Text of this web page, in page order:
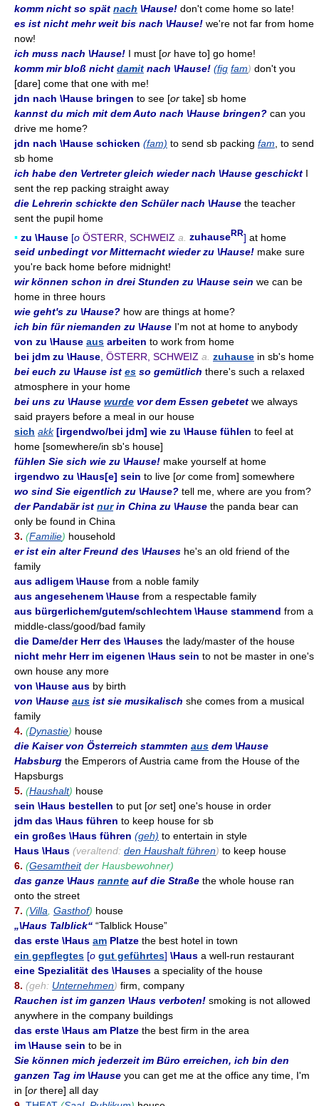
komm nicht so spät nach \Hause! don't come home so late!
es ist nicht mehr weit bis nach \Hause! we're not far from home
now!
ich muss nach \Hause! I must [or have to] go home!
komm mir bloß nicht damit nach \Hause! (fig fam) don't you
[dare] come that one with me!
jdn nach \Hause bringen to see [or take] sb home
kannst du mich mit dem Auto nach \Hause bringen? can you
drive me home?
jdn nach \Hause schicken (fam) to send sb packing fam , to send
sb home
ich habe den Vertreter gleich wieder nach \Hause geschickt I
sent the rep packing straight away
die Lehrerin schickte den Schüler nach \Hause the teacher
sent the pupil home
▪ zu \Hause [o ÖSTERR, SCHWEIZ a. zuhauseRR] at home
seid unbedingt vor Mitternacht wieder zu \Hause! make sure
you're back home before midnight!
wir können schon in drei Stunden zu \Hause sein we can be
home in three hours
wie geht's zu \Hause? how are things at home?
ich bin für niemanden zu \Hause I'm not at home to anybody
von zu \Hause aus arbeiten to work from home
bei jdm zu \Hause, ÖSTERR, SCHWEIZ a. zuhause in sb's home
bei euch zu \Hause ist es so gemütlich there's such a relaxed
atmosphere in your home
bei uns zu \Hause wurde vor dem Essen gebetet we always
said prayers before a meal in our house
sich akk [irgendwo/bei jdm] wie zu \Hause fühlen to feel at
home [somewhere/in sb's house]
fühlen Sie sich wie zu \Hause! make yourself at home
irgendwo zu \Haus[e] sein to live [or come from] somewhere
wo sind Sie eigentlich zu \Hause? tell me, where are you from?
der Pandabär ist nurin China zu \Hause the panda bear can
only be found in China
3. (Familie) household
er ist ein alter Freund des \Hauses he's an old friend of the
family
aus adligem \Hause from a noble family
aus angesehenem \Hause from a respectable family
aus bürgerlichem/gutem/schlechtem \Hause stammend from a
middle-class/good/bad family
die Dame/der Herr des \Hauses the lady/master of the house
nicht mehr Herr im eigenen \Haus sein to not be master in one's
own house any more
von \Hause aus by birth
von \Hause aus ist sie musikalisch she comes from a musical
family
4. (Dynastie) house
die Kaiser von Österreich stammten aus dem \Hause
Habsburg the Emperors of Austria came from the House of the
Hapsburgs
5. (Haushalt) house
sein \Haus bestellen to put [or set] one's house in order
jdm das \Haus führen to keep house for sb
ein großes \Haus führen (geh) to entertain in style
Haus \Haus (veraltend: den Haushalt führen) to keep house
6. (Gesamtheitder Hausbewohner)
das ganze \Haus rannte auf die Straße the whole house ran
onto the street
7. (Villa, Gasthof) house
„\Haus Talblick“ “Talblick House”
das erste \Haus am Platze the best hotel in town
ein gepflegtes [o gut geführtes] \Haus a well-run restaurant
eine Spezialität des \Hauses a speciality of the house
8. (geh: Unternehmen) firm, company
Rauchen ist im ganzen \Haus verboten! smoking is not allowed
anywhere in the company buildings
das erste \Haus am Platze the best firm in the area
im \Hause sein to be in
Sie können mich jederzeit im Büro erreichen, ich bin den
ganzen Tag im \Hause you can get me at the office any time, I'm
in [or there] all day